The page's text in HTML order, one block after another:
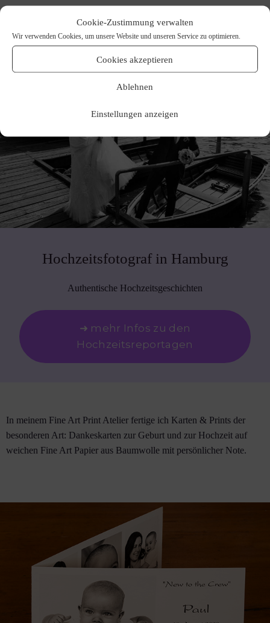
Cookie-Zustimmung verwalten
Wir verwenden Cookies, um unsere Website und unseren Service zu optimieren.
Cookies akzeptieren
Ablehnen
Einstellungen anzeigen
Hochzeitsfotograf in Hamburg
Authentische Hochzeitsgeschichten
➜ mehr Infos zu den
Hochzeitsreportagen
In meinem Fine Art Print Atelier fertige ich Karten & Prints der
besonderen Art: Dankeskarten zur Geburt und zur Hochzeit auf
weichen Fine Art Papier aus Baumwolle mit persönlicher Note.